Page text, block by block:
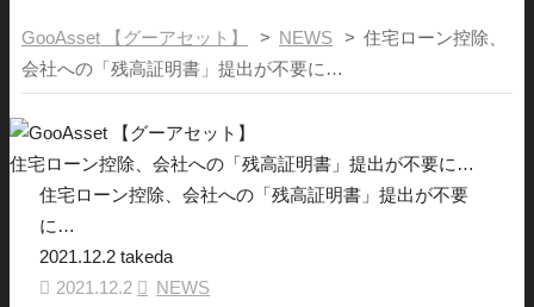
GooAsset 【グーアセット】 > NEWS > 住宅ローン控除、
会社への「残高証明書」提出が不要に…
住宅ローン控除、会社への「残高証明書」提出が不要に…
住宅ローン控除、会社への「残高証明書」提出が不要
に…
2021.12.2 takeda
2021.12.2
NEWS